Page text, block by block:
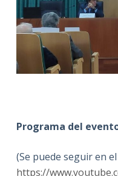
Programa del
(Se puede seguir en
https://